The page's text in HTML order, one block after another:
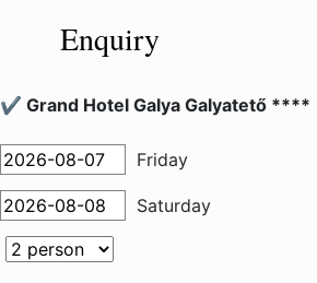
Enquiry
✔️ Grand Hotel Galya Galyatető ****
Friday
Saturday